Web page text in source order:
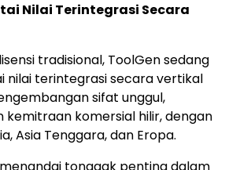
Nilai Terintegrasi Secara
tradisional, ToolGen sedang
nilai terintegrasi secara vertikal
sifat unggul,
kemitraan komersial hilir, dengan
Asia Tenggara, dan Eropa.